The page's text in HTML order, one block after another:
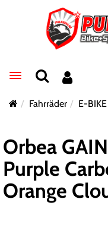
Toggle navigation
Fahrräder E-BIKE
Orbea
Purple
Orange